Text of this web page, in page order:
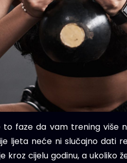
faze da vam trening više
ljeta neće ni slučajno dati
kroz cijelu godinu, a